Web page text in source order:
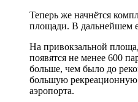
Теперь же начнётся
площади. В дальнейшем
На привокзальной
появятся не менее 600
больше, чем было до
большую рекреационную
аэропорта.